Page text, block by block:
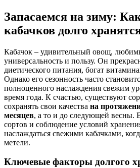
Запасаемся на зиму:
кабачков долго
Кабачок – удивительный овощ,
универсальность и пользу. Он
диетического питания, богат
Однако его сезонность часто
полноценного наслаждения свежим
время года. К счастью, существуют
сохранять свои качества на
месяцев, а то и до следующей весны.
сортов и соблюдение условий
наслаждаться свежими кабачками,
метели.
Ключевые факторы долгого